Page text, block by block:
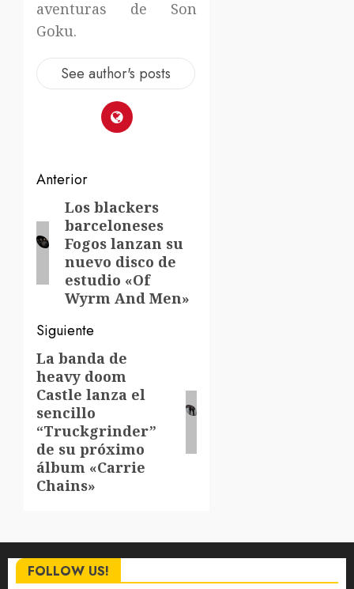
aventuras de Son
Goku.
See author's posts
Navegación
de
entradas
Anterior
Entrada
anterior:
Los blackers
barceloneses
Fogos lanzan su
nuevo disco de
estudio «Of
Wyrm And Men»
Siguiente
Siguiente
entrada:
La banda de
heavy doom
Castle lanza el
sencillo
“Truckgrinder”
de su próximo
álbum «Carrie
Chains»
FOLLOW US!